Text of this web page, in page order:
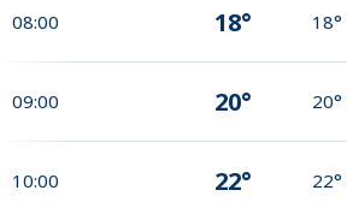
08:00 18° 18°
09:00 20° 20°
10:00 22° 22°